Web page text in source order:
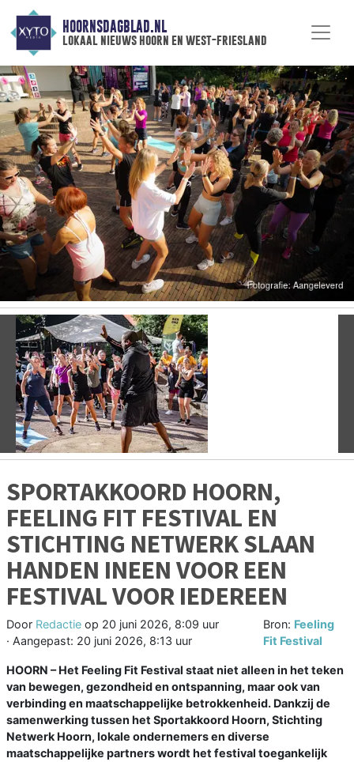
HOORNSDAGBLAD.NL
lokaal nieuws hoorn en west-friesland
Vorige
SPORTAKKOORD HOORN,
FEELING FIT FESTIVAL EN
STICHTING NETWERK SLAAN
HANDEN INEEN VOOR EEN
FESTIVAL VOOR IEDEREEN
Door Redactie op 20 juni 2026, 8:09 uur
· Aangepast: 20 juni 2026, 8:13 uur
Bron: Feeling
Fit Festival
HOORN – Het Feeling Fit Festival staat niet alleen in het teken
van bewegen, gezondheid en ontspanning, maar ook van
verbinding en maatschappelijke betrokkenheid. Dankzij de
samenwerking tussen het Sportakkoord Hoorn, Stichting
Netwerk Hoorn, lokale ondernemers en diverse
maatschappelijke partners wordt het festival toegankelijk